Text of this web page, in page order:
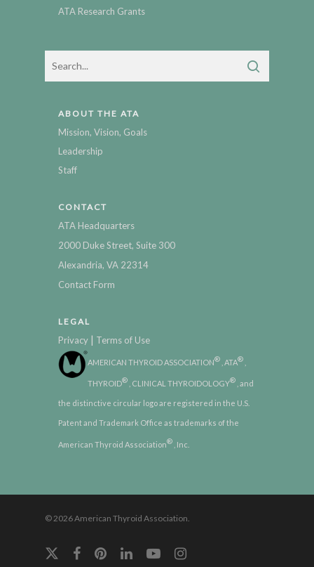
ATA Research Grants
ABOUT THE ATA
Mission, Vision, Goals
Leadership
Staff
CONTACT
ATA Headquarters
2000 Duke Street, Suite 300
Alexandria, VA 22314
Contact Form
LEGAL
Privacy | Terms of Use
AMERICAN THYROID ASSOCIATION® , ATA®
THYROID® , CLINICAL THYROIDOLOGY® , and
the distinctive circular logo are registered in the U.S.
Patent and Trademark Office as trademarks of the
American Thyroid Association® , Inc.
© 2026 American Thyroid Association.